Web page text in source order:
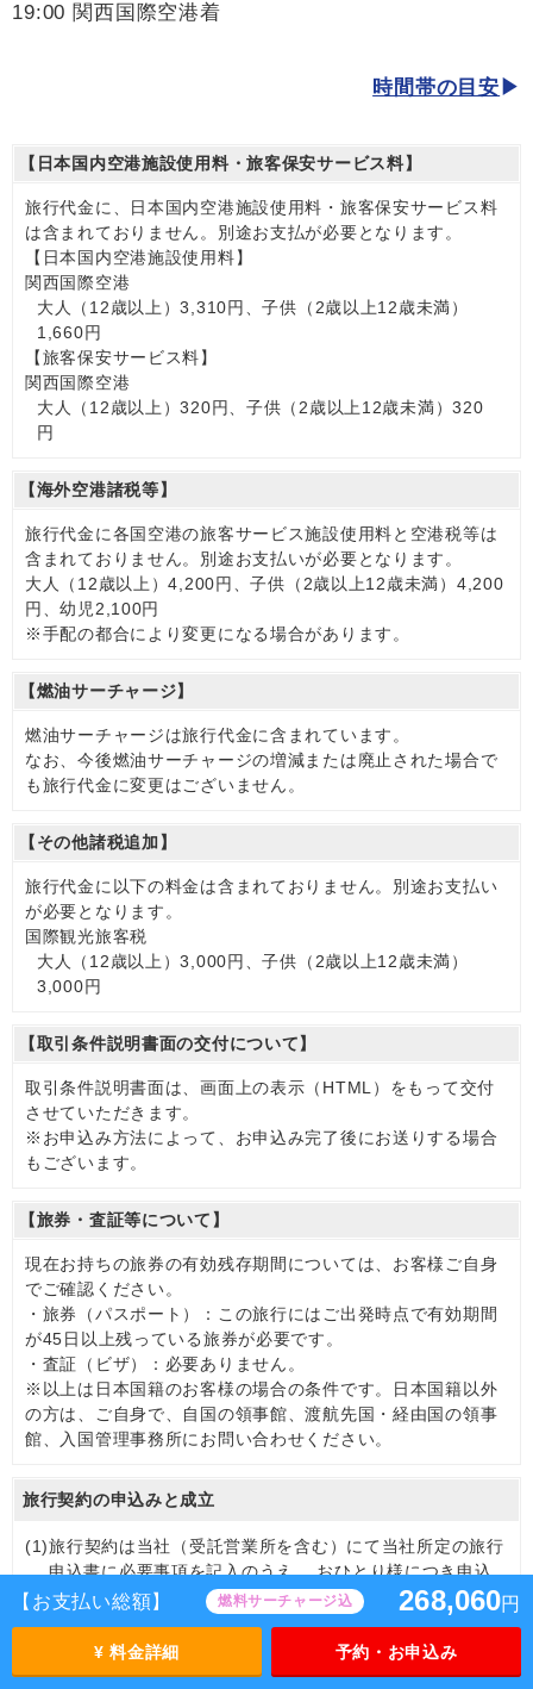
【お支払い総額】 燃料サーチャージ込 268,060円
¥ 料金詳細 予約・お申込み
19:00 関西国際空港着
時間帯の目安
【日本国内空港施設使用料・旅客保安サービス料】
旅行代金に、日本国内空港施設使用料・旅客保安サービス料
は含まれておりません。別途お支払が必要となります。
【日本国内空港施設使用料】
関西国際空港
大人（12歳以上）3,310円、子供（2歳以上12歳未満）
1,660円
【旅客保安サービス料】
関西国際空港
大人（12歳以上）320円、子供（2歳以上12歳未満）320
円
【海外空港諸税等】
旅行代金に各国空港の旅客サービス施設使用料と空港税等は
含まれておりません。別途お支払いが必要となります。
大人（12歳以上）4,200円、子供（2歳以上12歳未満）4,200
円、幼児2,100円
※手配の都合により変更になる場合があります。
【燃油サーチャージ】
燃油サーチャージは旅行代金に含まれています。
なお、今後燃油サーチャージの増減または廃止された場合で
も旅行代金に変更はございません。
【その他諸税追加】
旅行代金に以下の料金は含まれておりません。別途お支払い
が必要となります。
国際観光旅客税
大人（12歳以上）3,000円、子供（2歳以上12歳未満）
3,000円
【取引条件説明書面の交付について】
取引条件説明書面は、画面上の表示（HTML）をもって交付
させていただきます。
※お申込み方法によって、お申込み完了後にお送りする場合
もございます。
【旅券・査証等について】
現在お持ちの旅券の有効残存期間については、お客様ご自身
でご確認ください。
・旅券（パスポート）：この旅行にはご出発時点で有効期間
が45日以上残っている旅券が必要です。
・査証（ビザ）：必要ありません。
※以上は日本国籍のお客様の場合の条件です。日本国籍以外
の方は、ご自身で、自国の領事館、渡航先国・経由国の領事
館、入国管理事務所にお問い合わせください。
旅行契約の申込みと成立
(1)旅行契約は当社（受託営業所を含む）にて当社所定の旅行
申込書に必要事項を記入のうえ、 おひとり様につき申込
金（原則旅行代金の20％相当額）を添えて申込みくださ
申込金は旅行代金、取消料または違約料のそれぞれ一部ま
たは全部として取り扱います。旅行契約は、当社が契約の